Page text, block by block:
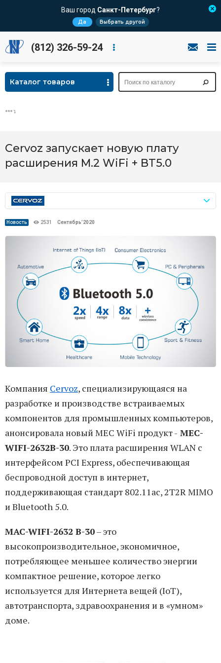
Ваш город Санкт-Петербург?
Да Выбрать другой
(812) 326-59-24
Каталог товаров
Cervoz запускает новую плату
расширения M.2 WiFi + BT5.0
Новость 2531 Сентябрь’2020
Компания Cervoz, специализирующаяся на
разработке и производстве встраиваемых
компонентов для промышленных компьютеров,
анонсировала новый MEC WiFi продукт - MEC-
WIFI-2632B-30. Это плата расширения WLAN с
интерфейсом PCI Express, обеспечивающая
беспроводной доступ в интернет,
поддерживающая стандарт 802.11ac, 2T2R MIMO
и Bluetooth 5.0.
MAC-WIFI-2632 B-30– это
высокопроизводительное, экономичное,
потребляющее меньшее количество энергии
компактное решение, которое легко
используется для Интернета вещей (IoT),
автотранспорта, здравоохранения и в «умном»
доме.